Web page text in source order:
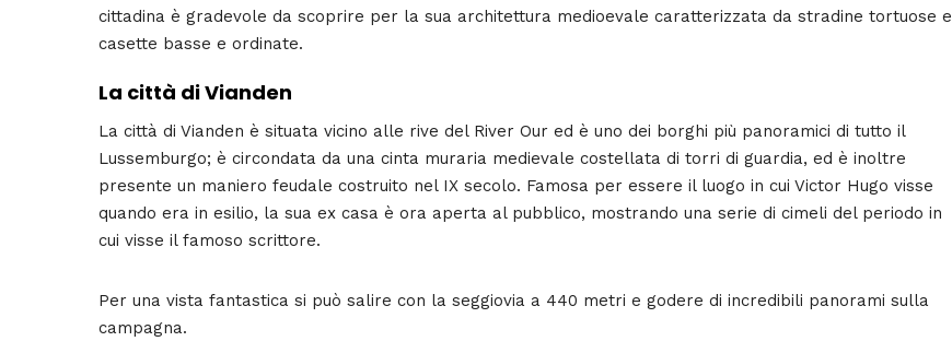
cittadina è gradevole da scoprire per la sua architettura medioevale caratterizzata da stradine tortuose e
casette basse e ordinate.
La città di Vianden
La città di Vianden è situata vicino alle rive del River Our ed è uno dei borghi più panoramici di tutto il
Lussemburgo; è circondata da una cinta muraria medievale costellata di torri di guardia, ed è inoltre
presente un maniero feudale costruito nel IX secolo. Famosa per essere il luogo in cui Victor Hugo visse
quando era in esilio, la sua ex casa è ora aperta al pubblico, mostrando una serie di cimeli del periodo in
cui visse il famoso scrittore.
Per una vista fantastica si può salire con la seggiovia a 440 metri e godere di incredibili panorami sulla
campagna.